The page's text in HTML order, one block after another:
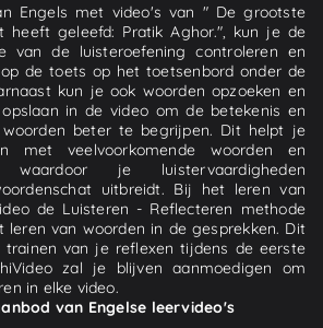
Engels met video's van " De grootste
heeft geleefd: Pratik Aghor.", kun je de
van de luisteroefening controleren en
de toets op het toetsenbord onder de
kun je ook woorden opzoeken en
in de video om de betekenis en
beter te begrijpen. Dit helpt je
met veelvoorkomende woorden en
waardoor je luistervaardigheden
uitbreidt. Bij het leren van
de Luisteren - Reflecteren methode
van woorden in de gesprekken. Dit
van je reflexen tijdens de eerste
zal je blijven aanmoedigen om
in elke video.
van Engelse leervideo's